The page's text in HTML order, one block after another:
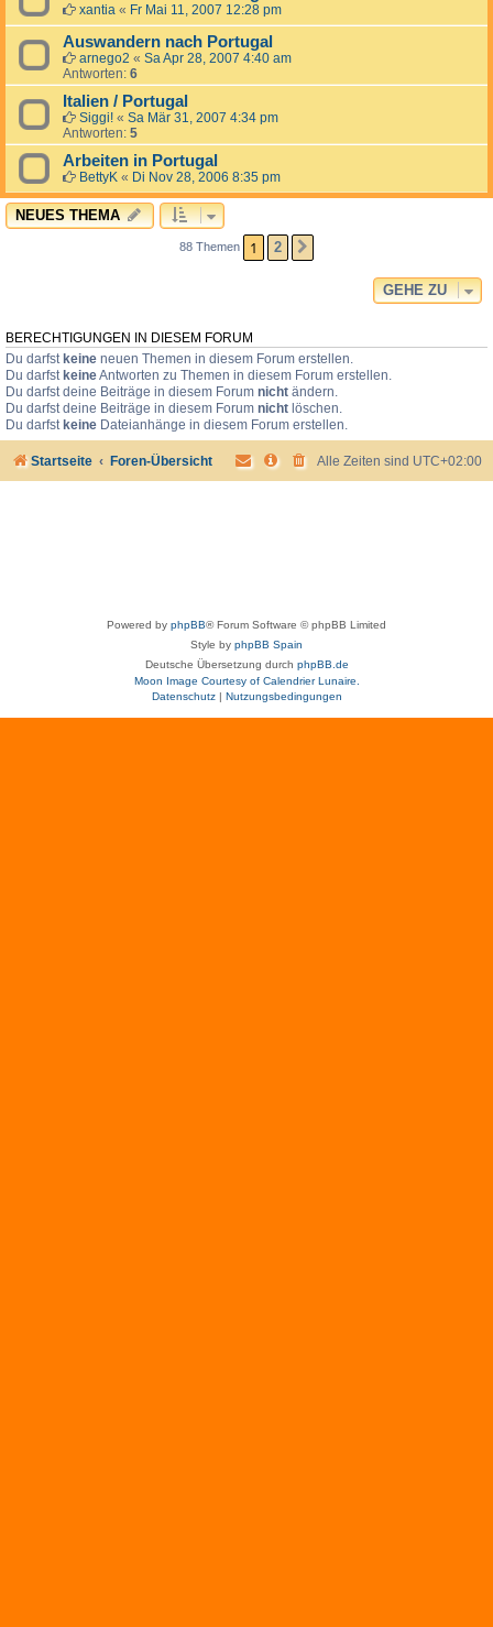
xantia « Fr Mai 11, 2007 12:28 pm
Auswandern nach Portugal
arnego2 « Sa Apr 28, 2007 4:40 am
Antworten: 6
Italien / Portugal
Siggi! « Sa Mär 31, 2007 4:34 pm
Antworten: 5
Arbeiten in Portugal
BettyK « Di Nov 28, 2006 8:35 pm
NEUES THEMA
88 Themen 1 2
GEHE ZU
BERECHTIGUNGEN IN DIESEM FORUM
Du darfst keine neuen Themen in diesem Forum erstellen.
Du darfst keineAntworten zu Themen in diesem Forum erstellen.
Du darfst deine Beiträge in diesem Forum nicht ändern.
Du darfst deine Beiträge in diesem Forum nicht löschen.
Du darfst keine Dateianhänge in diesem Forum erstellen.
Startseite Foren-Übersicht Alle Zeiten sind UTC+02:00
Powered by phpBB® Forum Software © phpBB Limited
Style by phpBB Spain
Deutsche Übersetzung durch phpBB.de
Moon Image Courtesy of Calendrier Lunaire.
Datenschutz| Nutzungsbedingungen